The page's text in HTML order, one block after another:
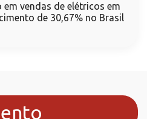
em vendas de elétricos em
de 30,67% no Brasil